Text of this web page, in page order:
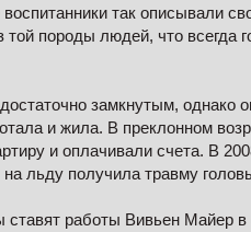
так описывали
той породы людей, что
замкнутым, однако
и жила. В преклонном
и оплачивали счета. В
на льду получила травму
ставят работы Вивьен Майер